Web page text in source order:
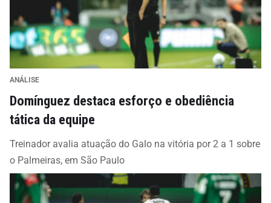
ANÁLISE
Domínguez destaca esforço e obediência
tática da equipe
Treinador avalia atuação do Galo na vitória por 2 a 1 sobre
o Palmeiras, em São Paulo